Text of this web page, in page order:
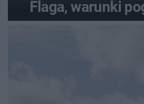
Flaga, warunki